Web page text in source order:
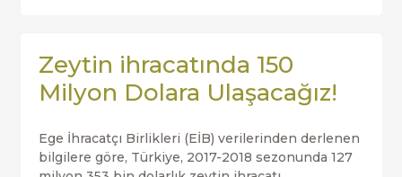
Zeytin ihracatında 150
Milyon Dolara Ulaşacağız!
Ege İhracatçı Birlikleri (EİB) verilerinden derlenen
bilgilere göre, Türkiye, 2017-2018 sezonunda 127